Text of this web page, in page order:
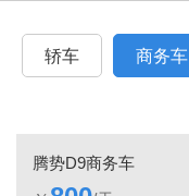
轿车 商务车
腾势D9商务车